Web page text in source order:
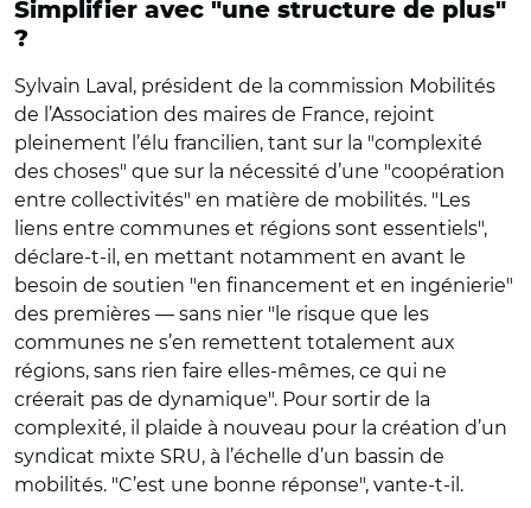
Simplifier avec "une structure de plus"
?
Sylvain Laval, président de la commission Mobilités
de l’Association des maires de France, rejoint
pleinement l’élu francilien, tant sur la "complexité
des choses" que sur la nécessité d’une "coopération
entre collectivités" en matière de mobilités. "Les
liens entre communes et régions sont essentiels",
déclare-t-il, en mettant notamment en avant le
besoin de soutien "en financement et en ingénierie"
des premières — sans nier "le risque que les
communes ne s’en remettent totalement aux
régions, sans rien faire elles-mêmes, ce qui ne
créerait pas de dynamique". Pour sortir de la
complexité, il plaide à nouveau pour la création d’un
syndicat mixte SRU, à l’échelle d’un bassin de
mobilités. "C’est une bonne réponse", vante-t-il.